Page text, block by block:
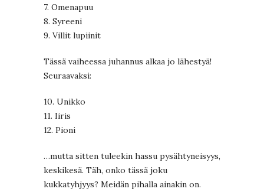
7. Omenapuu
8. Syreeni
9. Villit lupiinit
Tässä vaiheessa juhannus alkaa jo lähestyä!
Seuraavaksi:
10. Unikko
11. Iiris
12. Pioni
…mutta sitten tuleekin hassu pysähtyneisyys,
keskikesä. Täh, onko tässä joku
kukkatyhjyys? Meidän pihalla ainakin on.